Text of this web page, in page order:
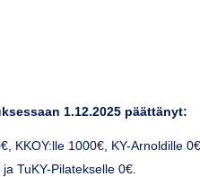
1.12.2025 päättänyt:
KKOY:lle 1000€, KY-Arnoldille
TuKY-Pilatekselle 0€.